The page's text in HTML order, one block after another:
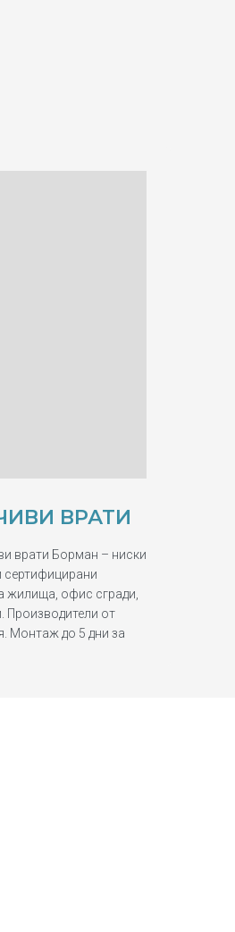
ВРАТИ
врати Борман – ниски
сертифицирани
жилища, офис сгради,
Производители от
Монтаж до 5 дни за